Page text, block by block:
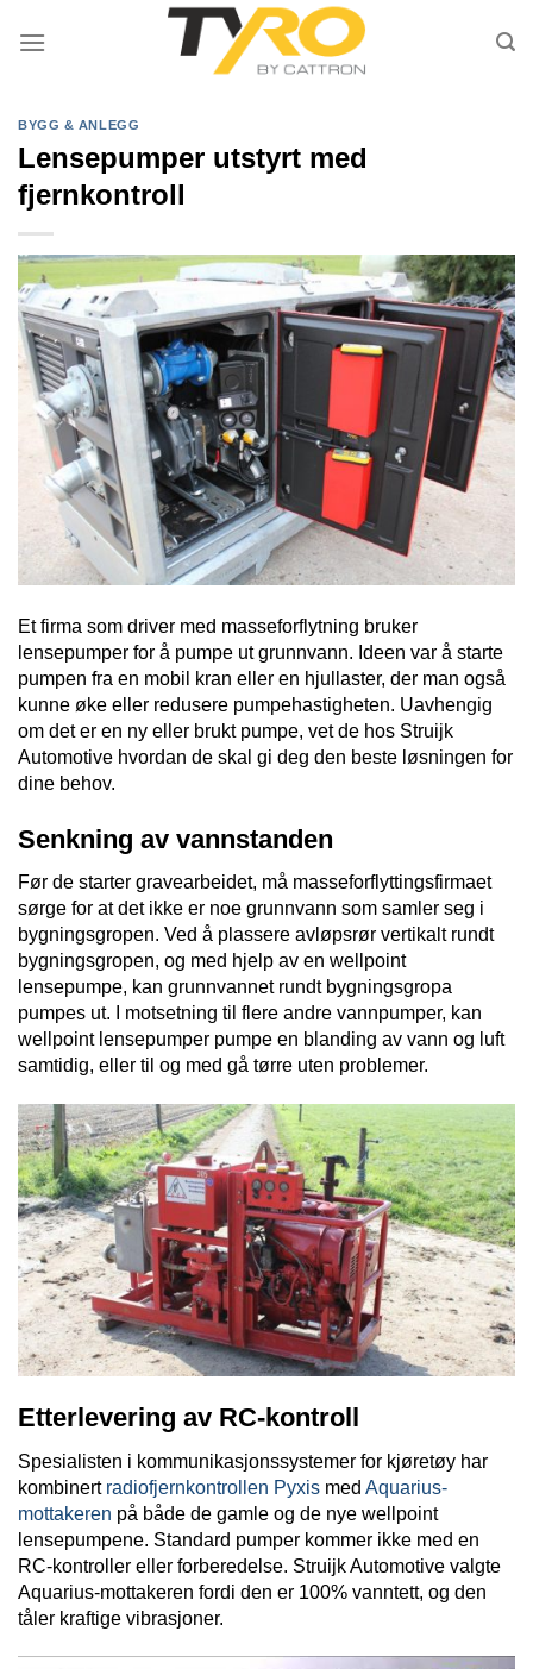
BYGG & ANLEGG
Lensepumper utstyrt med
fjernkontroll
Et firma som driver med masseforflytning bruker
lensepumper for å pumpe ut grunnvann. Ideen var å starte
pumpen fra en mobil kran eller en hjullaster, der man også
kunne øke eller redusere pumpehastigheten. Uavhengig
om det er en ny eller brukt pumpe, vet de hos Struijk
Automotive hvordan de skal gi deg den beste løsningen for
dine behov.
Senkning av vannstanden
Før de starter gravearbeidet, må masseforflyttingsfirmaet
sørge for at det ikke er noe grunnvann som samler seg i
bygningsgropen. Ved å plassere avløpsrør vertikalt rundt
bygningsgropen, og med hjelp av en wellpoint
lensepumpe, kan grunnvannet rundt bygningsgropa
pumpes ut. I motsetning til flere andre vannpumper, kan
wellpoint lensepumper pumpe en blanding av vann og luft
samtidig, eller til og med gå tørre uten problemer.
Etterlevering av RC-kontroll
Spesialisten i kommunikasjonssystemer for kjøretøy har
kombinert radiofjernkontrollen Pyxis med Aquarius-
mottakeren på både de gamle og de nye wellpoint
lensepumpene. Standard pumper kommer ikke med en
RC-kontroller eller forberedelse. Struijk Automotive valgte
Aquarius-mottakeren fordi den er 100% vanntett, og den
tåler kraftige vibrasjoner.